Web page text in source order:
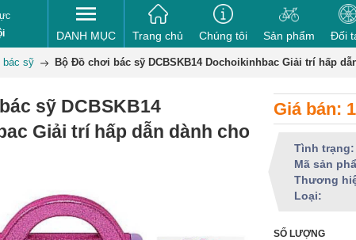
DANH MỤC Trang chủ Chúng tôi Sản phẩm Đối
sỹ Bộ Đồ chơi bác sỹ DCBSKB14 Dochoikinhbac Giải trí hấp
sỹ DCBSKB14
Giải trí hấp dẫn dành cho
Giá bán:
Tình trạng:
Mã sản
Thương
Loại:
SỐ LƯỢNG